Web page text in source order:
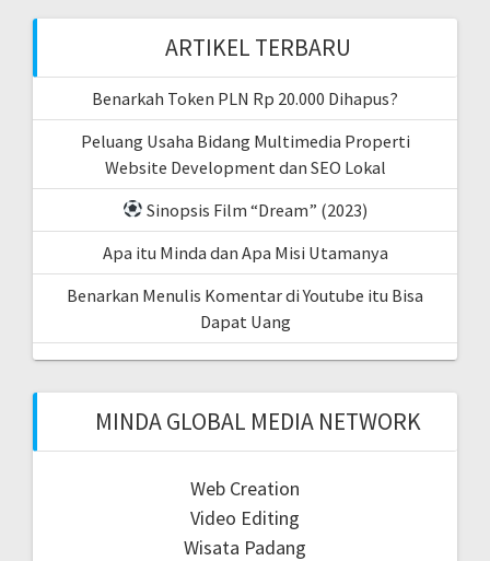
ARTIKEL TERBARU
Benarkah Token PLN Rp 20.000 Dihapus?
Peluang Usaha Bidang Multimedia Properti
Website Development dan SEO Lokal
Sinopsis Film “Dream” (2023)
Apa itu Minda dan Apa Misi Utamanya
Benarkan Menulis Komentar di Youtube itu Bisa
Dapat Uang
MINDA GLOBAL MEDIA NETWORK
Web Creation
Video Editing
Wisata Padang